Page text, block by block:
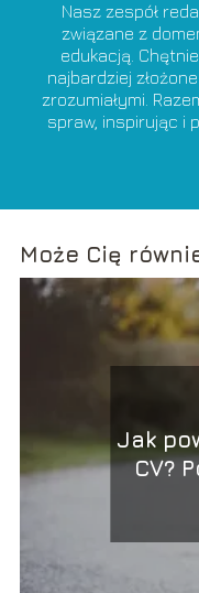
Nasz zespół
związane z
edukacją.
najbardziej
zrozumiałymi.
spraw, inspirując i
Może Cię
Jak
CV?